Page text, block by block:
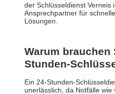
der Schlüsseldienst Verneis
Ansprechpartner für
Lösungen.
Warum brauchen
Stunden-
Ein 24-Stunden-
unerlässlich, da Notfälle wie